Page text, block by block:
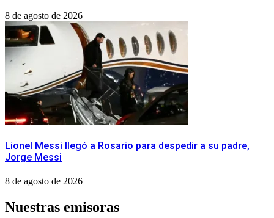
8 de agosto de 2026
Lionel Messi llegó a Rosario para despedir a su padre,
Jorge Messi
8 de agosto de 2026
Nuestras emisoras